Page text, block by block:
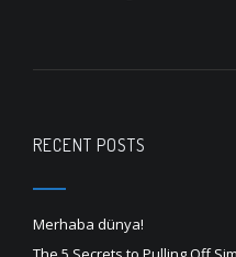
RECENT POSTS
Merhaba dünya!